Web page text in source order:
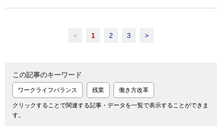
< 1 2 3 >
この記事のキーワード
ワークライフバランス 残業 働き方改革
クリックすることで関連する記事・データを一覧で表示することができま
す。